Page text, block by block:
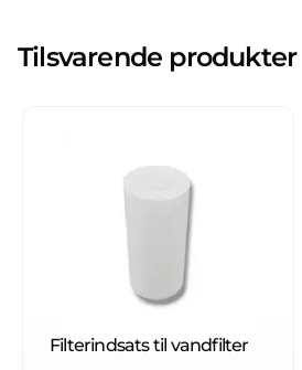
Tilsvarende produkter
Filterindsats til vandfilter